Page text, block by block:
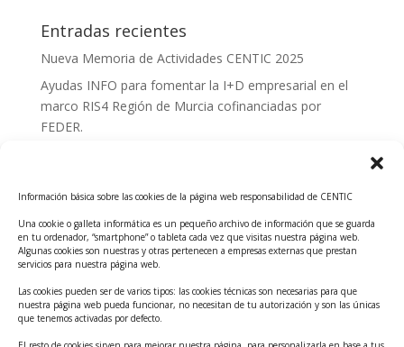
Información básica sobre las cookies de la página web responsabilidad de CENTIC
Una cookie o galleta informática es un pequeño archivo de información que se guarda
en tu ordenador, “smartphone” o tableta cada vez que visitas nuestra página web.
Algunas cookies son nuestras y otras pertenecen a empresas externas que prestan
servicios para nuestra página web.
Las cookies pueden ser de varios tipos: las cookies técnicas son necesarias para que
nuestra página web pueda funcionar, no necesitan de tu autorización y son las únicas
que tenemos activadas por defecto.
Entradas recientes
Nueva Memoria de Actividades CENTIC 2025
Ayudas INFO para fomentar la I+D empresarial en el
marco RIS4 Región de Murcia cofinanciadas por
FEDER.
Tecnológicos 2ª ed.
Ayudas INFO para el apoyo a las empresas
innovadoras con potencial tecnológico y escalables
Convocatoria Cheque de Innovación. Ayudas INFO
para la contratación de servicios de Innovación y
Competitividad